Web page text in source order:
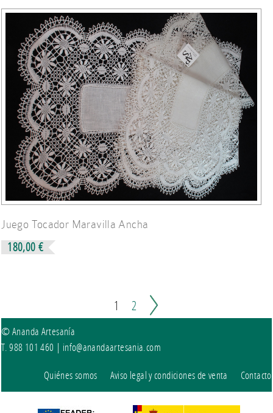
Juego Tocador Maravilla Ancha
180,00 €
1 2
© Ananda Artesanía
T. 988 101 460 | info@anandaartesania.com
Quiénes somos Aviso legal y condiciones de venta Contacto